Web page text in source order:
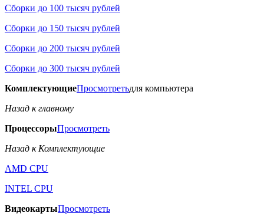
Сборки до 100 тысяч рублей
Сборки до 150 тысяч рублей
Сборки до 200 тысяч рублей
Сборки до 300 тысяч рублей
КомплектующиеПросмотретьдля компьютера
Назад к главному
ПроцессорыПросмотреть
Назад к Комплектующие
AMD CPU
INTEL CPU
ВидеокартыПросмотреть